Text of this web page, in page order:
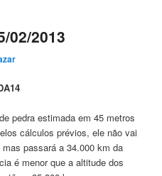
02/2013
pedra estimada em 45 metros
cálculos prévios, ele não vai
passará a 34.000 km da
é menor que a altitude dos